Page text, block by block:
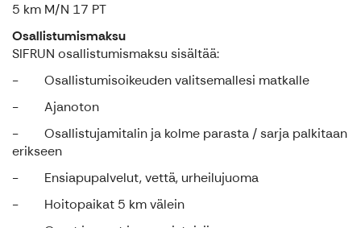
5 km M/N 17 PT
Osallistumismaksu
SIFRUN osallistumismaksu sisältää:
- Osallistumisoikeuden valitsemallesi matkalle
- Ajanoton
- Osallistujamitalin ja kolme parasta / sarja palkitaan
erikseen
- Ensiapupalvelut, vettä, urheilujuoma
- Hoitopaikat 5 km välein